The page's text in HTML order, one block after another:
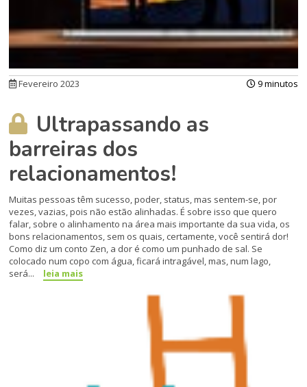
Fevereiro 2023 9 minutos
Ultrapassando as
barreiras dos
relacionamentos!
Muitas pessoas têm sucesso, poder, status, mas sentem-se, por
vezes, vazias, pois não estão alinhadas. É sobre isso que quero
falar, sobre o alinhamento na área mais importante da sua vida, os
bons relacionamentos, sem os quais, certamente, você sentirá dor!
Como diz um conto Zen, a dor é como um punhado de sal. Se
colocado num copo com água, ficará intragável, mas, num lago,
será...
leia mais